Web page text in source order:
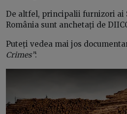
De altfel, principalii furnizori ai
România sunt anchetați de
Puteți vedea mai jos
Crimes”: